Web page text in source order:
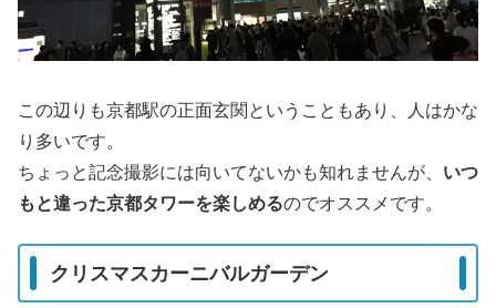
この辺りも京都駅の正面玄関ということもあり、人はかな
り多いです。
ちょっと記念撮影には向いてないかも知れませんが、 いつ
もと違った京都タワーを楽しめるのでオススメです。
クリスマスカーニバルガーデン